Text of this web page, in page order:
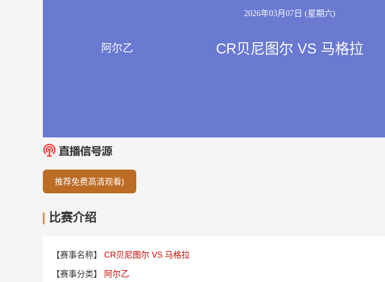
2026年03月07日 (星期六)
阿尔乙 CR贝尼图尔 VS 马格拉
推荐免费高清观看)
比赛介绍
【赛事名称】
CR贝尼图尔 VS 马格拉
【赛事分类】
阿尔乙